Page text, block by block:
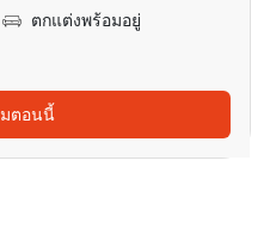
ตกแต่งพร้อมอยู่
ตอนนี้